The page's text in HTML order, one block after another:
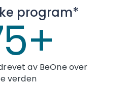
program*
av BeOne over
verden